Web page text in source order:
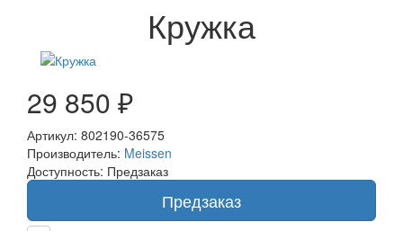
Кружка
29 850 ₽
Артикул: 802190-36575
Производитель: Meissen
Доступность: Предзаказ
Предзаказ